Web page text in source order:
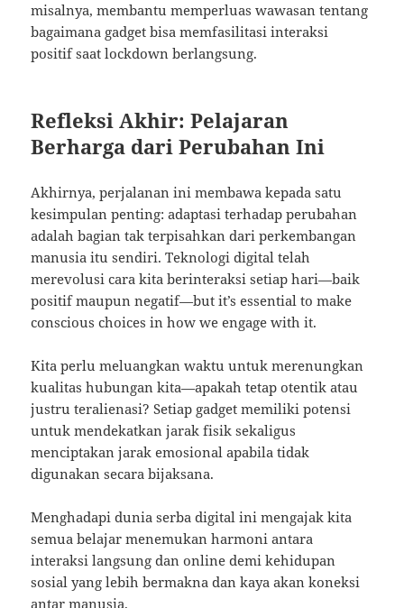
misalnya, membantu memperluas wawasan tentang
bagaimana gadget bisa memfasilitasi interaksi
positif saat lockdown berlangsung.
Refleksi Akhir: Pelajaran
Berharga dari Perubahan Ini
Akhirnya, perjalanan ini membawa kepada satu
kesimpulan penting: adaptasi terhadap perubahan
adalah bagian tak terpisahkan dari perkembangan
manusia itu sendiri. Teknologi digital telah
merevolusi cara kita berinteraksi setiap hari—baik
positif maupun negatif—but it’s essential to make
conscious choices in how we engage with it.
Kita perlu meluangkan waktu untuk merenungkan
kualitas hubungan kita—apakah tetap otentik atau
justru teralienasi? Setiap gadget memiliki potensi
untuk mendekatkan jarak fisik sekaligus
menciptakan jarak emosional apabila tidak
digunakan secara bijaksana.
Menghadapi dunia serba digital ini mengajak kita
semua belajar menemukan harmoni antara
interaksi langsung dan online demi kehidupan
sosial yang lebih bermakna dan kaya akan koneksi
antar manusia.